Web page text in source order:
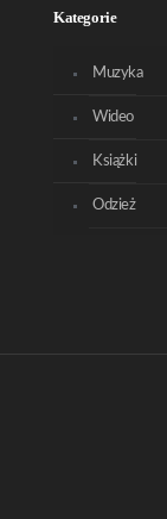
Kategorie
Muzyka
Wideo
Książki
Odzież